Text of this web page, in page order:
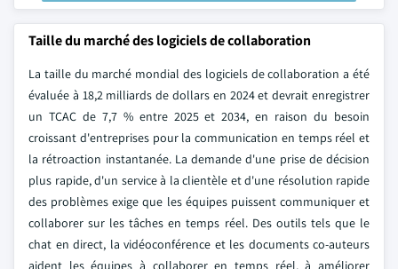
Taille du marché des logiciels de collaboration
La taille du marché mondial des logiciels de collaboration a été
évaluée à 18,2 milliards de dollars en 2024 et devrait enregistrer
un TCAC de 7,7 % entre 2025 et 2034, en raison du besoin
croissant d'entreprises pour la communication en temps réel et
la rétroaction instantanée. La demande d'une prise de décision
plus rapide, d'un service à la clientèle et d'une résolution rapide
des problèmes exige que les équipes puissent communiquer et
collaborer sur les tâches en temps réel. Des outils tels que le
chat en direct, la vidéoconférence et les documents co-auteurs
aident les équipes à collaborer en temps réel, à améliorer